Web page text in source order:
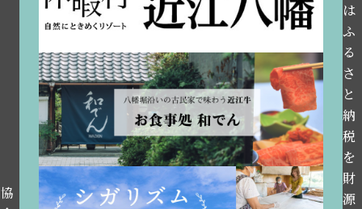
協
は
ふ
る
さ
と
納
税
を
財
源